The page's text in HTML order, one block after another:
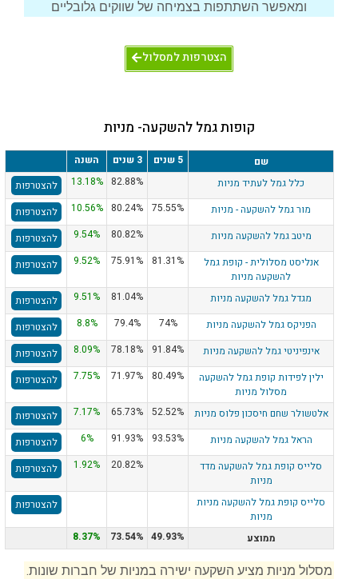
ומאפשר השתתפות בצמיחה של שווקים גלובליים
הצטרפות למסלול
קופות גמל להשקעה- מניות
שם 5 שנים 3 שנים
השנה
כלל גמל לעתיד מניות
82.88%
13.18%
להצטרפות
מור גמל להשקעה - מניות
75.55%
80.24%
10.56%
להצטרפות
מיטב גמל להשקעה מניות
80.82%
9.54%
להצטרפות
אנליסט מסלולית - קופת גמל
להשקעה מניות
81.31%
75.91%
9.52% להצטרפות
מגדל גמל להשקעה מניות 81.04%
9.51%
להצטרפות
הפניקס גמל להשקעה מניות
74%
79.4%
8.8%
להצטרפות
אינפיניטי גמל להשקעה מניות
91.84%
78.18%
8.09%
להצטרפות
ילין לפידות קופת גמל להשקעה
מסלול מניות
80.49%
71.97%
7.75% להצטרפות
אלטשולר שחם חיסכון פלוס מניות 52.52%
65.73%
7.17%
להצטרפות
הראל גמל להשקעה מניות
93.53%
91.93%
6%
להצטרפות
סלייס קופת גמל להשקעה מדד
מניות
20.82%
1.92% להצטרפות
סלייס קופת גמל להשקעה מניות
מניות
להצטרפות
ממוצע 49.93%
73.54%
8.37%
מסלול מניות מציע השקעה ישירה במניות של חברות שונות.